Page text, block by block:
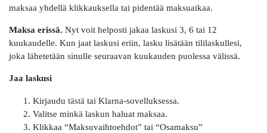
maksaa yhdellä klikkauksella tai pidentää maksuaikaa.
Maksa erissä. Nyt voit helposti jakaa laskusi 3, 6 tai 12
kuukaudelle. Kun jaat laskusi eriin, lasku lisätään tililaskullesi,
joka lähetetään sinulle seuraavan kuukauden puolessa välissä.
Jaa laskusi
Kirjaudu tästä tai Klarna-sovelluksessa.
Valitse minkä laskun haluat maksaa.
Klikkaa “Maksuvaihtoehdot” tai “Osamaksu”